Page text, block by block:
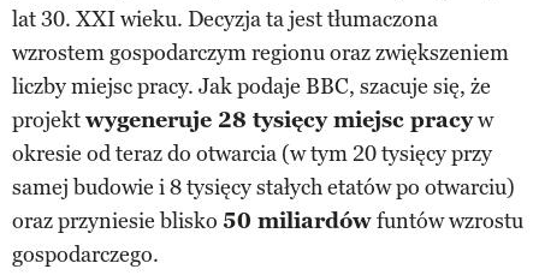
lat 30. XXI wieku. Decyzja ta jest tłumaczona
wzrostem gospodarczym regionu oraz zwiększeniem
liczby miejsc pracy. Jak podaje BBC, szacuje się, że
projektwygeneruje 28 tysięcy miejsc pracyw
okresie od teraz do otwarcia (w tym 20 tysięcy przy
samej budowie i 8 tysięcy stałych etatów po otwarciu)
oraz przyniesie blisko 50 miliardówfuntów wzrostu
gospodarczego.